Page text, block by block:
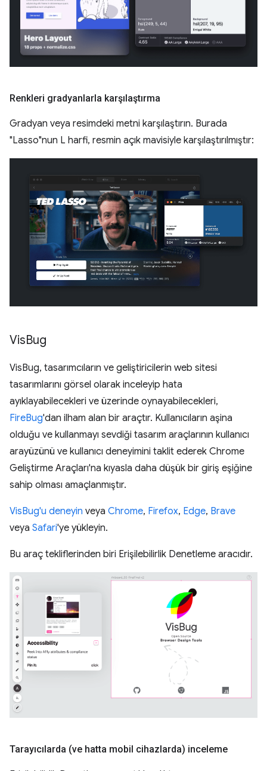
Renkleri gradyanlarla karşılaştırma
Gradyan veya resimdeki metni karşılaştırın. Burada
"Lasso"nun L harfi, resmin açık mavisiyle karşılaştırılmıştır:
VisBug
VisBug, tasarımcıların ve geliştiricilerin web sitesi
tasarımlarını görsel olarak inceleyip hata
ayıklayabilecekleri ve üzerinde oynayabilecekleri,
FireBug'dan ilham alan bir araçtır. Kullanıcıların aşina
olduğu ve kullanmayı sevdiği tasarım araçlarının kullanıcı
arayüzünü ve kullanıcı deneyimini taklit ederek Chrome
Geliştirme Araçları'na kıyasla daha düşük bir giriş eşiğine
sahip olması amaçlanmıştır.
VisBug'u deneyin veya Chrome, Firefox, Edge, Brave
veya Safari'ye yükleyin.
Bu araç tekliflerinden biri Erişilebilirlik Denetleme aracıdır.
Tarayıcılarda (ve hatta mobil cihazlarda) inceleme